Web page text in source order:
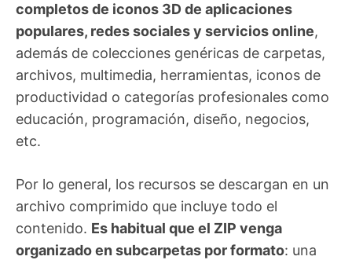
completos de iconos 3D de aplicaciones
populares, redes sociales y servicios online,
además de colecciones genéricas de carpetas,
archivos, multimedia, herramientas, iconos de
productividad o categorías profesionales como
educación, programación, diseño, negocios,
etc.
Por lo general, los recursos se descargan en un
archivo comprimido que incluye todo el
contenido. Es habitual que el ZIP venga
organizado en subcarpetas por formato: una